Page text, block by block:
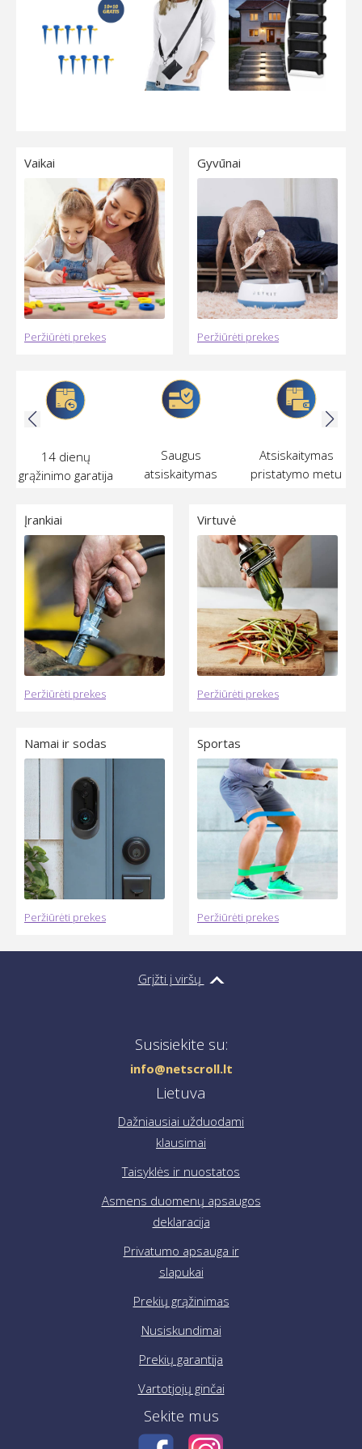
Special Offer
Taisyklės ir nuostatos
Vaikai
Peržiūrėti prekes
Gyvūnai
Peržiūrėti prekes
14 dienų
grąžinimo garatija
Saugus
atsiskaitymas
Atsiskaitymas
pristatymo metu
Įrankiai
Peržiūrėti prekes
Virtuvė
Peržiūrėti prekes
Namai ir sodas
Peržiūrėti prekes
Sportas
Peržiūrėti prekes
Grįžti į viršų
Susisiekite su:
info@netscroll.lt
Lietuva
Dažniausiai užduodami
klausimai
Taisyklės ir nuostatos
Asmens duomenų apsaugos
deklaracija
Privatumo apsauga ir
slapukai
Prekių grąžinimas
Nusiskundimai
Prekių garantija
Vartotjojų ginčai
Sekite mus